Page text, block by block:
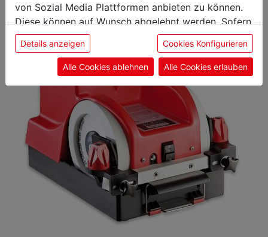
von Sozial Media Plattformen anbieten zu können.
Diese können auf Wunsch abgelehnt werden. Sofern
sie unsere Webseite weiter nutzen, geben Sie
Einwilligung zu unseren Cookies.
Details anzeigen Cookies Konfigurieren
Alle Cookies ablehnen Alle Cookies erlauben